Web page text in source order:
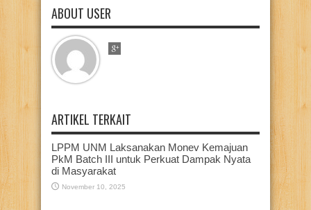
ABOUT USER
ARTIKEL TERKAIT
LPPM UNM Laksanakan Monev Kemajuan
PkM Batch III untuk Perkuat Dampak Nyata
di Masyarakat
November 10, 2025